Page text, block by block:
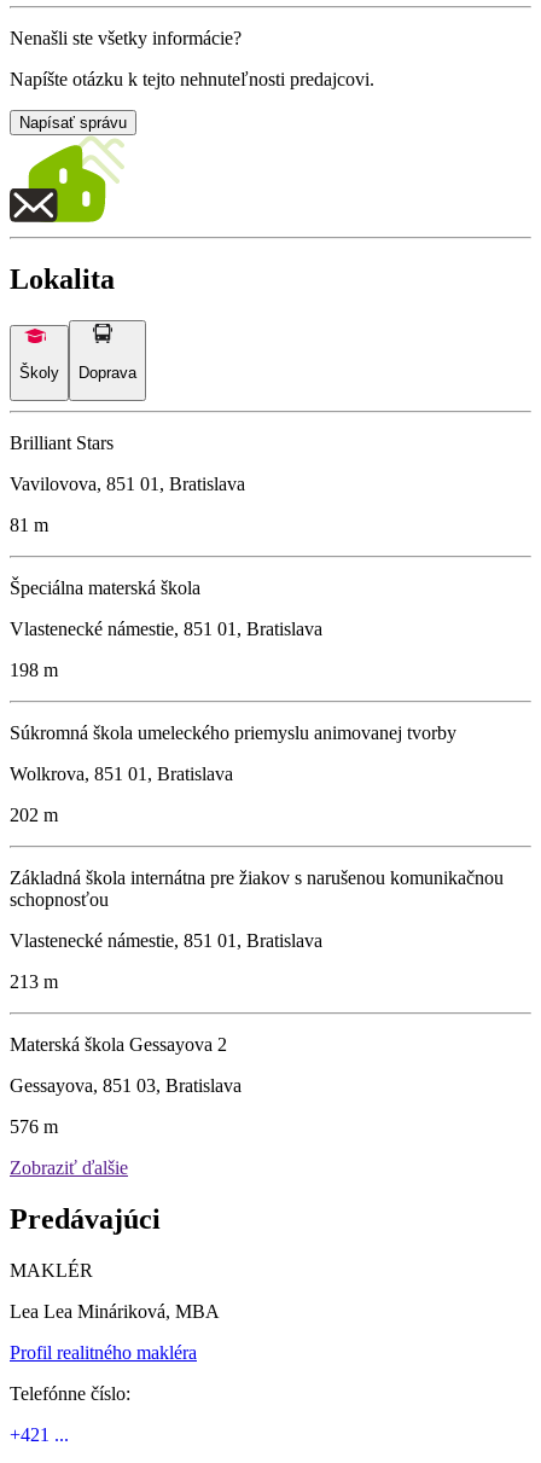
Nenašli ste všetky informácie?
Napíšte otázku k tejto nehnuteľnosti predajcovi.
Napísať správu
Lokalita
Školy Doprava
Brilliant Stars
Vavilovova, 851 01, Bratislava
81 m
Špeciálna materská škola
Vlastenecké námestie, 851 01, Bratislava
198 m
Súkromná škola umeleckého priemyslu animovanej tvorby
Wolkrova, 851 01, Bratislava
202 m
Základná škola internátna pre žiakov s narušenou komunikačnou
schopnosťou
Vlastenecké námestie, 851 01, Bratislava
213 m
Materská škola Gessayova 2
Gessayova, 851 03, Bratislava
576 m
Zobraziť ďalšie
Predávajúci
MAKLÉR
Lea Lea Mináriková, MBA
Profil realitného makléra
Telefónne číslo:
+421 ...